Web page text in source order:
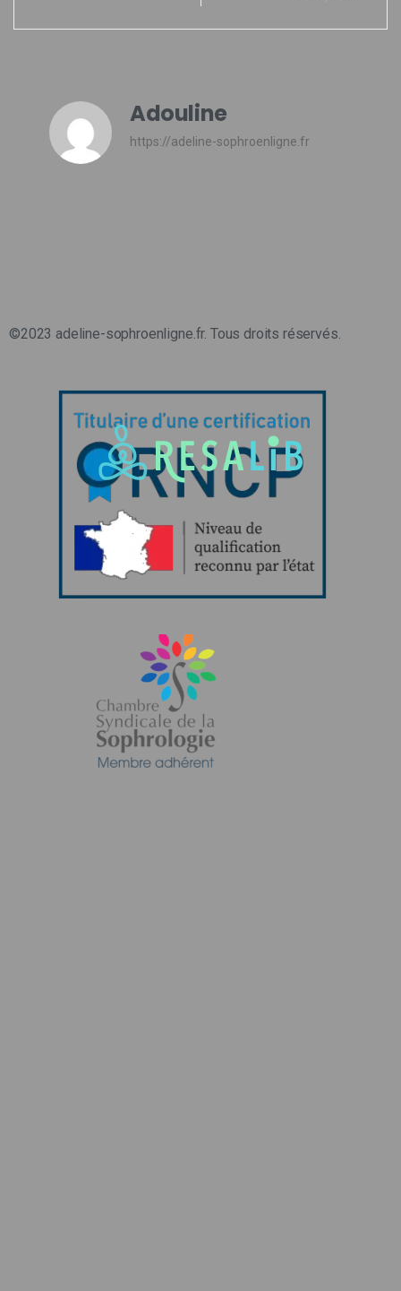
Adouline
https://adeline-sophroenligne.fr
©2023 adeline-sophroenligne.fr. Tous droits réservés.